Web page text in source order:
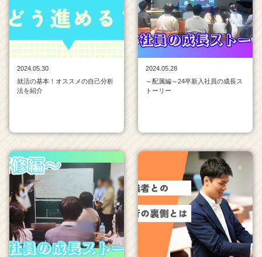
企
業
ら
ス
ウ
く
就
イ
ト
チ
ア
キ
ャ
2024.05.30
就活の基本！オススメの自己分析
法を紹介
2024.05.28
～配属編～24卒新入社員の成長ス
トーリー